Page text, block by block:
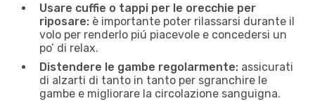
Usare cuffie o tappi per le orecchie per
riposare: è importante poter rilassarsi durante il
volo per renderlo piú piacevole e concedersi un
po’ di relax.
Distendere le gambe regolarmente: assicurati
di alzarti di tanto in tanto per sgranchire le
gambe e migliorare la circolazione sanguigna.